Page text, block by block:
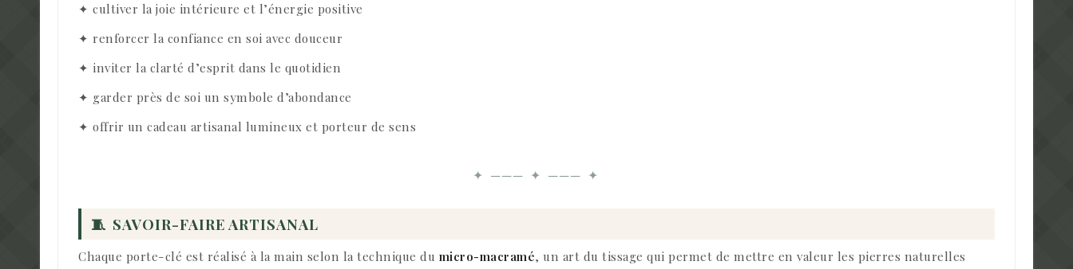
✦ cultiver la joie intérieure et l’énergie positive
✦ renforcer la confiance en soi avec douceur
✦ inviter la clarté d’esprit dans le quotidien
✦ garder près de soi un symbole d’abondance
✦ offrir un cadeau artisanal lumineux et porteur de sens
✦ ─── ✦ ─── ✦
🧵 SAVOIR-FAIRE ARTISANAL
Chaque porte-clé est réalisé à la main selon la technique du micro-macramé, un art du tissage qui permet de mettre en valeur les pierres naturelles